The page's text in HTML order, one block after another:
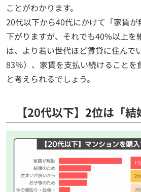
ことがわかります。
20代以下から40代にかけて「家賃
下がりますが、それでも40%以上を
は、より若い世代ほど賃貸に住んで
83％）、家賃を支払い続けることを
と考えられるでしょう。
【20代以下】2位は「結